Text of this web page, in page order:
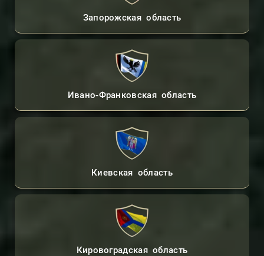
Запорожская область
Ивано-Франковская область
Киевская область
Кировоградская область